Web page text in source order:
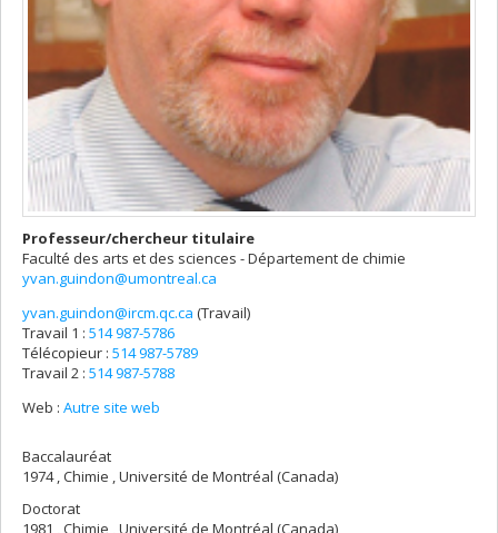
Professeur/chercheur titulaire
Faculté des arts et des sciences - Département de chimie
yvan.guindon@umontreal.ca
Courriels
yvan.guindon@ircm.qc.ca (Travail)
Travail 1 : 514 987-5786
Télécopieur : 514 987-5789
Travail 2 : 514 987-5788
Web : Autre site web
Baccalauréat
1974 , Chimie , Université de Montréal (Canada)
Doctorat
1981 , Chimie , Université de Montréal (Canada)